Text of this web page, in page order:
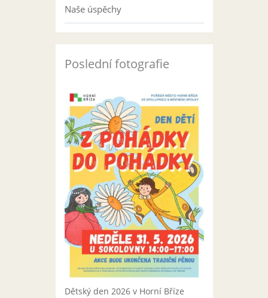
Naše úspěchy
Poslední fotografie
Dětský den 2026 v Horní Bříze